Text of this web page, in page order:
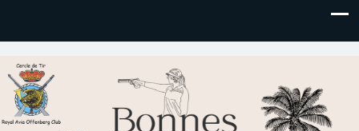
Royal AOC Florennes
Section TIR de l'AVIA